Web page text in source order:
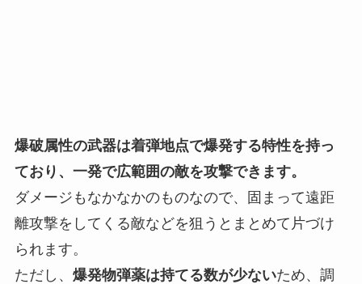
爆破属性の武器は着弾地点で爆発する特性を持っ
ており、一発で広範囲の敵を攻撃できます。
ダメージもなかなかのものなので、固まって遠距
離攻撃をしてくる敵などを狙うとまとめて片づけ
られます。
ただし、 爆発物弾薬は持てる数が少ないため、調